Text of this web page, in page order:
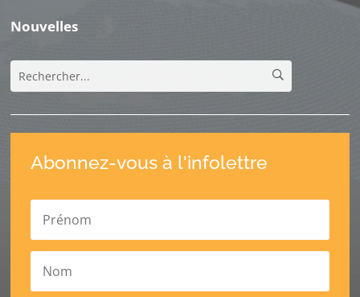
Nouvelles
Abonnez-vous à l'infolettre